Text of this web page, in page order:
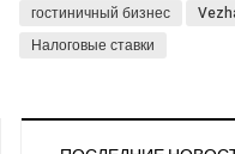
гостиничный бизнес
Налоговые ставки